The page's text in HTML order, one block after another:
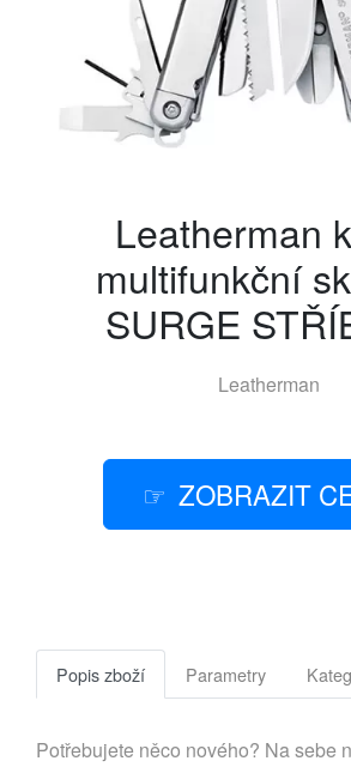
Leatherman
multifunkční
SURGE
Leatherman
ZOBRAZIT
Popis zboží Parametry
Potřebujete něco nového? Na sebe